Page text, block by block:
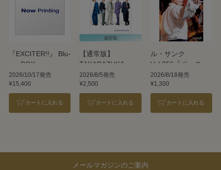
『EXCITER!!』 Blu-
ray BOX
2026/10/17発売
¥15,400
カートに入れる
【通常版】
TAKARAZUKA
REVUE 2026
2026/8/5発売
¥2,500
カートに入れる
ル・サンク
Vol.256『ポーの一
族』＜雪組＞
2026/8/18発売
¥1,300
カートに入れる
メールマガジンのご案内